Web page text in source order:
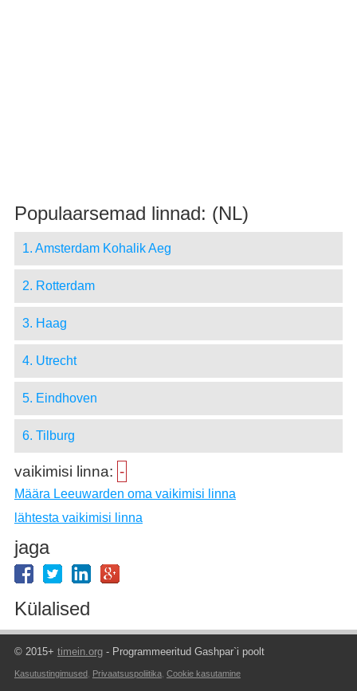
Populaarsemad linnad: (NL)
1. Amsterdam Kohalik Aeg
2. Rotterdam
3. Haag
4. Utrecht
5. Eindhoven
6. Tilburg
vaikimisi linna: -
Määra Leeuwarden oma vaikimisi linna
lähtesta vaikimisi linna
jaga
Külalised
© 2015+ timein.org- Programmeeritud Gashpar`i poolt
Kasutustingimused Privaatsuspoliitika, Cookie kasutamine